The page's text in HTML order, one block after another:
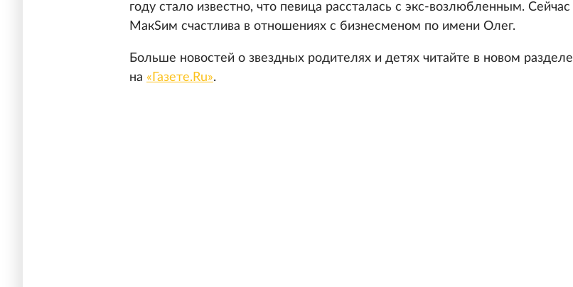
году стало известно, что певица рассталась с экс-возлюбленным. Сейчас
МакSим счастлива в отношениях с бизнесменом по имени Олег.
Больше новостей о звездных родителях и детях читайте в новом разделе
на «Газете.Ru».